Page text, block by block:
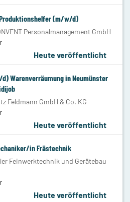
(m/w/d)
Personalmanagement GmbH
Heute veröffentlicht
Warenverräumung in Neumünster
Feldmann GmbH & Co. KG
Heute veröffentlicht
in Frästechnik
Feinwerktechnik und Gerätebau
Heute veröffentlicht